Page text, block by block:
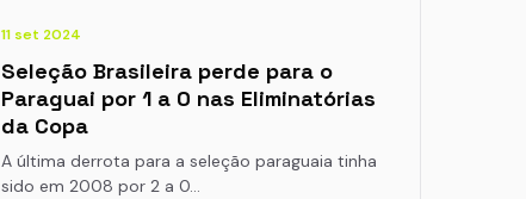
11 set 2024
Seleção Brasileira perde para o
Paraguai por 1 a 0 nas Eliminatórias
da Copa
A última derrota para a seleção paraguaia tinha
sido em 2008 por 2 a 0…